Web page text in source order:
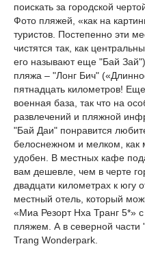
поискать за городской
Фото пляжей, «как на
туристов. Постепенно эти
чистятся так, как
его называют еще "Бай
пляжа – "Лонг Бич"
пятнадцать километров!
военная база, так что на
развлечений и пляжной
"Бай Даи" понравится
белоснежном и мелком, как
удобен. В местных кафе
вам дешевле, чем в черте
двадцати километрах к югу
местный отель, который
«Миа Резорт Нха Транг 5*»
пляжем. А в северной
Trang Wonderpark.